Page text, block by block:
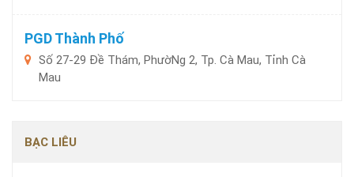
PGD Thành Phố
Số 27-29 Đề Thám, PhườNg 2, Tp. Cà Mau, Tỉnh Cà
Mau
BẠC LIÊU